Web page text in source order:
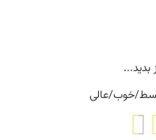
بدید...
خوب/عالی